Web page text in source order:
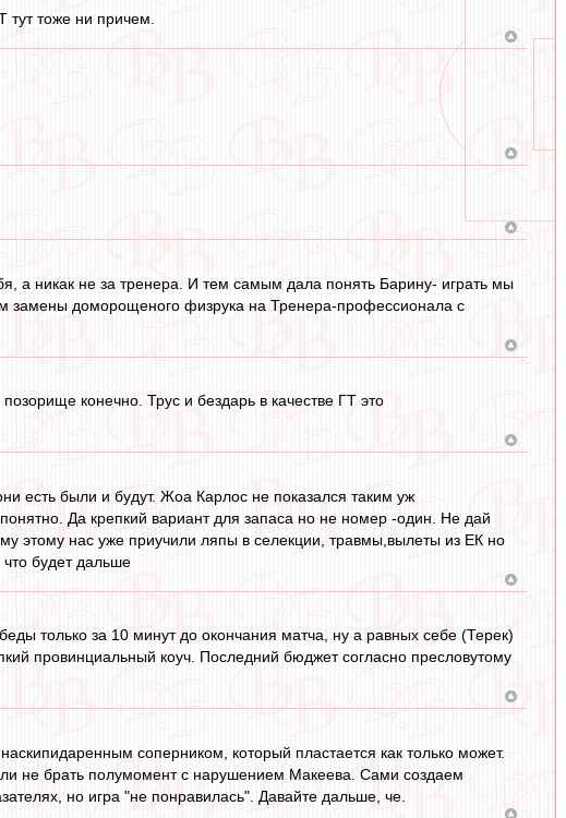
тут тоже ни причем.
а никак не за тренера. И тем самым дала понять Барину- играть мы
замены доморощеного физрука на Тренера-профессионала c
конечно. Трус и бездарь в качестве ГТ это
есть были и будут. Жоа Карлос не показался таким уж
Да крепкий вариант для запаса но не номер -один. Не дай
этому нас уже приучили ляпы в селекции, травмы,вылеты из ЕК но
будет дальше
только за 10 минут до окончания матча, ну а равных себе (Терек)
провинциальный коуч. Последний бюджет согласно пресловутому
соперником, который пластается как только может.
не брать полумомент с нарушением Макеева. Сами создаем
но игра "не понравилась". Давайте дальше, че.